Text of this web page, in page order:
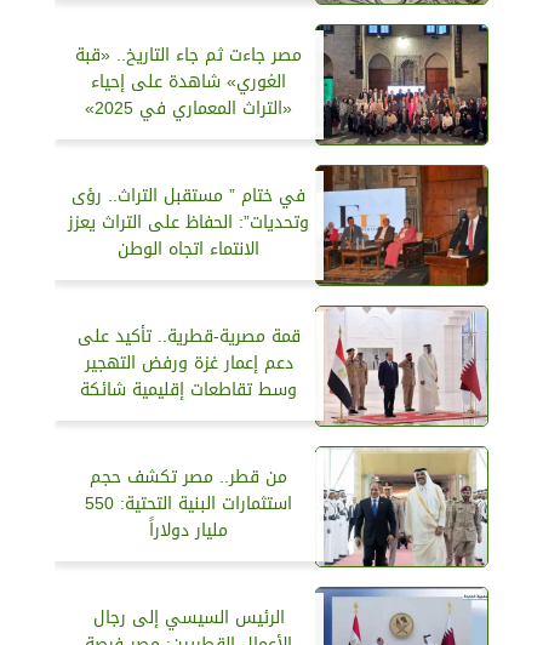
مصر جاءت ثم جاء التاريخ.. «قبة
الغوري» شاهدة على إحياء
«التراث المعماري في 2025»
في ختام ” مستقبل التراث.. رؤى
وتحديات”: الحفاظ على التراث يعزز
الانتماء اتجاه الوطن
قمة مصرية-قطرية.. تأكيد على
دعم إعمار غزة ورفض التهجير
وسط تقاطعات إقليمية شائكة
من قطر.. مصر تكشف حجم
استثمارات البنية التحتية: 550
مليار دولاراً
الرئيس السيسي إلى رجال